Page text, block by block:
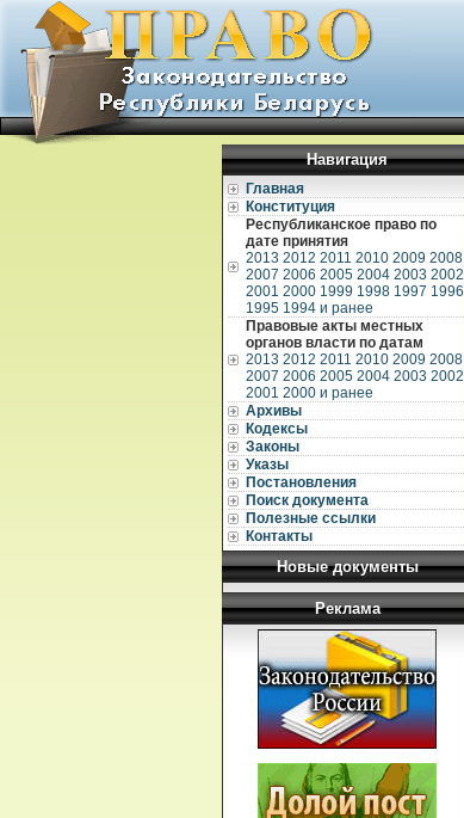
Навигация
Главная
Конституция
Республиканское право по
дате принятия
2013 2012 2011 2010 2009 2008
2007 2006 2005 2004 2003 2002
2001 2000 1999 1998 1997 1996
1995 1994 и ранее
Правовые акты местных
органов власти по датам
2013 2012 2011 2010 2009 2008
2007 2006 2005 2004 2003 2002
2001 2000 и ранее
Архивы
Кодексы
Законы
Указы
Постановления
Поиск документа
Полезные ссылки
Контакты
Новые документы
Реклама